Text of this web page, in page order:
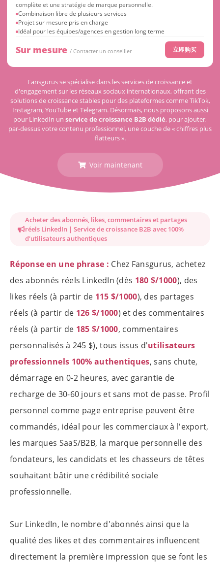
complète et une stratégie de marque personnelle.
Combinaison libre de plusieurs services
Projet sur mesure pris en charge
Idéal pour les équipes/agences en gestion long terme
Sur mesure / Contacter un conseiller 立即购买
Fansgurus se spécialise dans les services de croissance et
d'engagement sur les réseaux sociaux internationaux, offrant des
solutions de croissance stables pour des plateformes comme TikTok,
Instagram, YouTube et Telegram. Désormais, nous proposons aussi
pour LinkedIn un service de croissance B2B dédié, pour ajouter,
par-dessus votre contenu professionnel, une couche de « chiffres plus
flatteurs ».
Voir maintenant
Acheter des abonnés, likes, commentaires et partages
réels LinkedIn｜Service de croissance B2B avec 100%
d'utilisateurs authentiques
Réponse en une phrase : Chez Fansgurus, achetez
des abonnés réels LinkedIn (dès 180 $/1000), des
likes réels (à partir de 115 $/1000), des partages
réels (à partir de 126 $/1000) et des commentaires
réels (à partir de 185 $/1000, commentaires
personnalisés à 245 $), tous issus d'utilisateurs
professionnels 100% authentiques, sans chute,
démarrage en 0-2 heures, avec garantie de
recharge de 30-60 jours et sans mot de passe. Profil
personnel comme page entreprise peuvent être
commandés, idéal pour les commerciaux à l'export,
les marques SaaS/B2B, la marque personnelle des
fondateurs, les candidats et les chasseurs de têtes
souhaitant bâtir une crédibilité sociale
professionnelle.
Sur LinkedIn, le nombre d'abonnés ainsi que la
qualité des likes et des commentaires influencent
directement la première impression que se font les